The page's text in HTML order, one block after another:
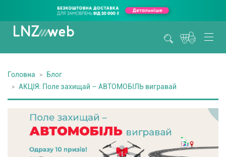
Головна
Блог
АКЦІЯ: Поле захищай – АВТОМОБІЛЬ вигравай